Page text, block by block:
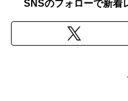
SNSのフォローで新